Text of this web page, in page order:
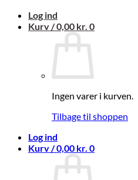
FortsætLog ind
Kurv /0,00 kr. 0
Ingen varer i kurven.
Tilbage til shoppen
Log ind
Kurv /0,00 kr. 0